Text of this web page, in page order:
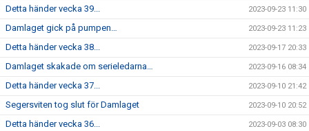
Detta händer vecka 39... 2023-09-23 11:30
Damlaget gick på pumpen… 2023-09-23 11:23
Detta händer vecka 38... 2023-09-17 20:33
Damlaget skakade om serieledarna… 2023-09-16 08:34
Detta händer vecka 37... 2023-09-10 21:42
Segersviten tog slut för Damlaget 2023-09-10 20:52
Detta händer vecka 36... 2023-09-03 08:30